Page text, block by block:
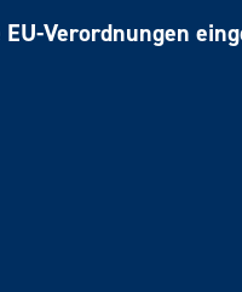
Verordnungen